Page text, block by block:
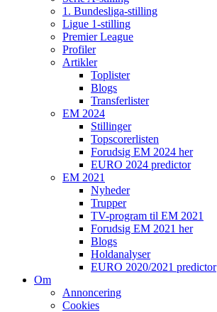
1. Bundesliga-stilling
Ligue 1-stilling
Premier League
Profiler
Artikler
Toplister
Blogs
Transferlister
EM 2024
Stillinger
Topscorerlisten
Forudsig EM 2024 her
EURO 2024 predictor
EM 2021
Nyheder
Trupper
TV-program til EM 2021
Forudsig EM 2021 her
Blogs
Holdanalyser
EURO 2020/2021 predictor
Om
Annoncering
Cookies